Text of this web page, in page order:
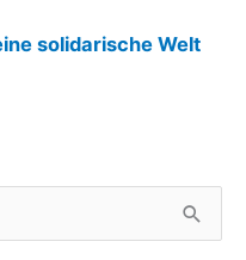
solidarische Welt:
a